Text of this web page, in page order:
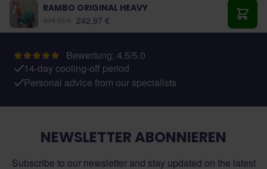
RAMBO ORIGINAL HEAVY
Ab:
242,97 € In
Bewertung: 4.5/5.0
14-day cooling-off period
Personal advice from our specialists
NEWSLETTER ABONNIEREN
Subscribe to our newsletter and stay updated on the latest